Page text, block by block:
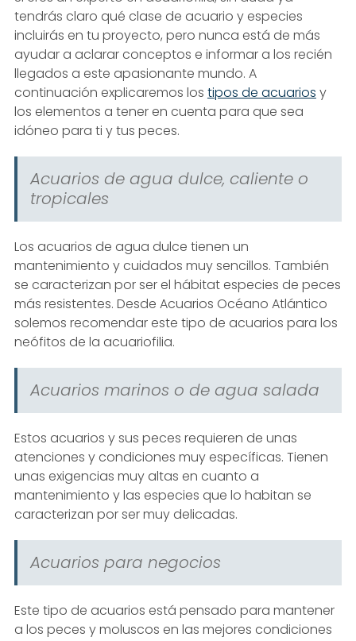
tendrás claro qué clase de acuario y especies
incluirás en tu proyecto, pero nunca está de más
ayudar a aclarar conceptos e informar a los recién
llegados a este apasionante mundo. A
continuación explicaremos los tipos de acuarios y
los elementos a tener en cuenta para que sea
idóneo para ti y tus peces.
Acuarios de agua dulce, caliente o
tropicales
Los acuarios de agua dulce tienen un
mantenimiento y cuidados muy sencillos. También
se caracterizan por ser el hábitat especies de peces
más resistentes. Desde Acuarios Océano Atlántico
solemos recomendar este tipo de acuarios para los
neófitos de la acuariofilia.
Acuarios marinos o de agua salada
Estos acuarios y sus peces requieren de unas
atenciones y condiciones muy específicas. Tienen
unas exigencias muy altas en cuanto a
mantenimiento y las especies que lo habitan se
caracterizan por ser muy delicadas.
Acuarios para negocios
Este tipo de acuarios está pensado para mantener
a los peces y moluscos en las mejores condiciones